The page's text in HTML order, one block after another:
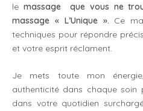
le massage que vous ne
massage « L’Unique ». Ce
techniques pour répondre
et votre esprit réclament.
Je mets toute mon
authenticité dans chaque
dans votre quotidien